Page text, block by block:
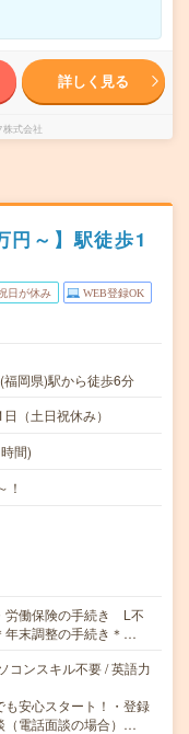
詳しく見る
式会社
円～】駅徒歩1
日が休み WEB登録OK
岡県)駅から徒歩6分
（土日祝休み）
間)
労働保険の手続き L不
年末調整の手続き＊…
コンスキル不要 / 英語力
も安心スタート！・登録
（電話面談の場合）…